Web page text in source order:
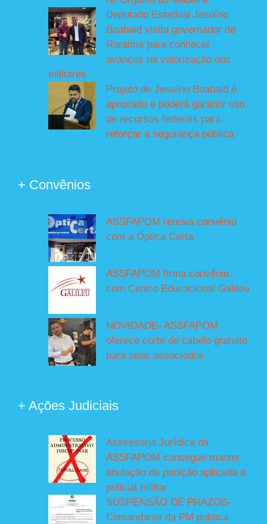
Deputado Estadual Jesuíno
Boabaid visita governador de
Roraima para conhecer
avanços na valorização dos
militares
Projeto de Jesuíno Boabaid é
aprovado e poderá garantir uso
de recursos federais para
reforçar a segurança pública
+ Convênios
ASSFAPOM renova convênio
com a Óptica Certa
ASSFAPOM firma convênio
com Centro Educacional Galileu
NOVIDADE- ASSFAPOM
oferece corte de cabelo gratuito
para seus associados
+ Ações Judiciais
Assessoria Jurídica da
ASSFAPOM consegue manter
anulação de punição aplicada a
policial militar
SUSPENSÃO DE PRAZOS-
Comandante da PM publica